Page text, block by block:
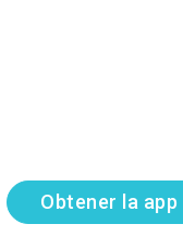
Obtener la app